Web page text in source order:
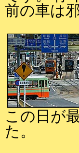
前の車は
この日が
た。